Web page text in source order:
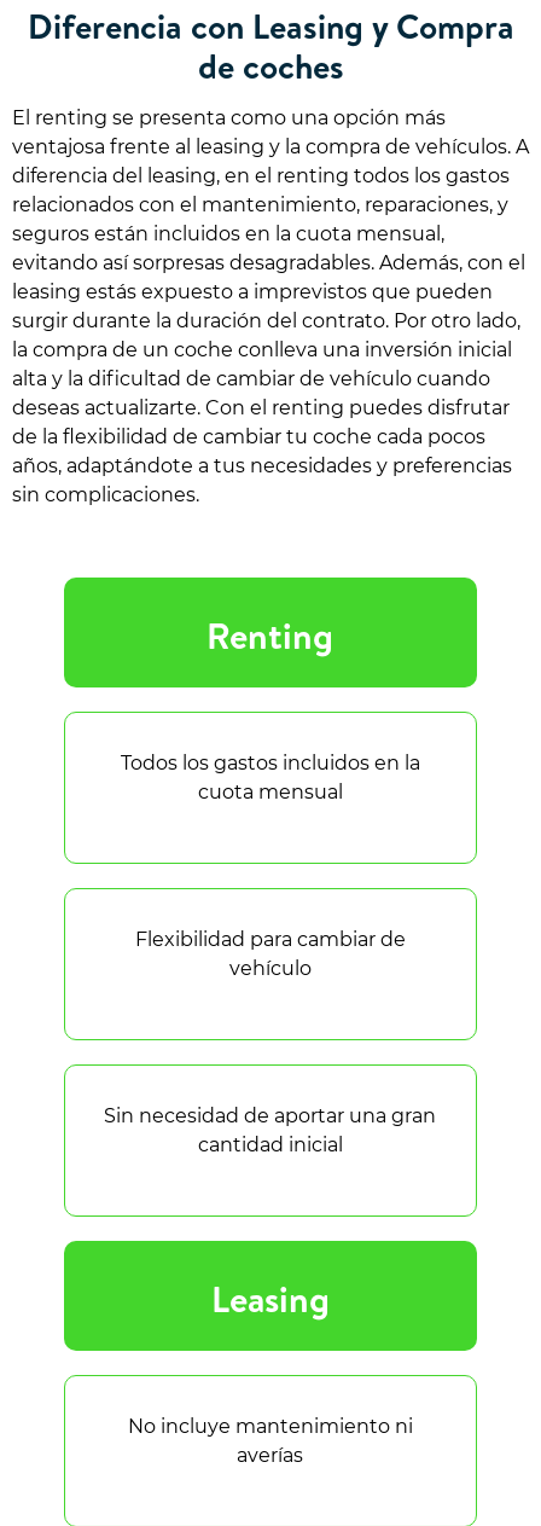
Diferencia con Leasing y Compra
de coches
El renting se presenta como una opción más
ventajosa frente al leasing y la compra de vehículos. A
diferencia del leasing, en el renting todos los gastos
relacionados con el mantenimiento, reparaciones, y
seguros están incluidos en la cuota mensual,
evitando así sorpresas desagradables. Además, con el
leasing estás expuesto a imprevistos que pueden
surgir durante la duración del contrato. Por otro lado,
la compra de un coche conlleva una inversión inicial
alta y la dificultad de cambiar de vehículo cuando
deseas actualizarte. Con el renting puedes disfrutar
de la flexibilidad de cambiar tu coche cada pocos
años, adaptándote a tus necesidades y preferencias
sin complicaciones.
Renting
Leasing
Todos los gastos incluidos en la
cuota mensual
No incluye mantenimiento ni
averías
Flexibilidad para cambiar de
vehículo
Sin necesidad de aportar una gran
cantidad inicial